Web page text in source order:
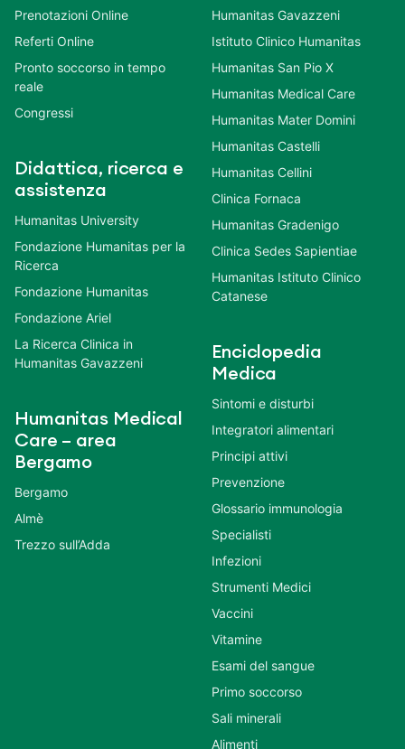
Prenotazioni Online
Referti Online
Pronto soccorso in tempo
reale
Congressi
Didattica, ricerca e
assistenza
Humanitas University
Fondazione Humanitas per la
Ricerca
Fondazione Humanitas
Fondazione Ariel
La Ricerca Clinica in
Humanitas Gavazzeni
Humanitas Medical
Care – area
Bergamo
Bergamo
Almè
Trezzo sull’Adda
Humanitas Gavazzeni
Istituto Clinico Humanitas
Humanitas San Pio X
Humanitas Medical Care
Humanitas Mater Domini
Humanitas Castelli
Humanitas Cellini
Clinica Fornaca
Humanitas Gradenigo
Clinica Sedes Sapientiae
Humanitas Istituto Clinico
Catanese
Enciclopedia
Medica
Sintomi e disturbi
Integratori alimentari
Principi attivi
Prevenzione
Glossario immunologia
Specialisti
Infezioni
Strumenti Medici
Vaccini
Vitamine
Esami del sangue
Primo soccorso
Sali minerali
Alimenti